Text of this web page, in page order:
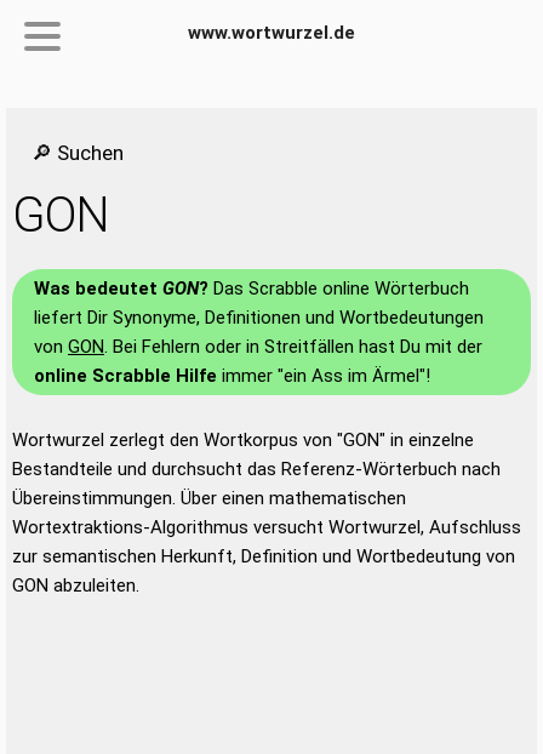
www.wortwurzel.de
🔎 Suchen
GON
Was bedeutet GON? Das Scrabble online Wörterbuch
liefert Dir Synonyme, Definitionen und Wortbedeutungen
von GON. Bei Fehlern oder in Streitfällen hast Du mit der
online Scrabble Hilfe immer "ein Ass im Ärmel"!
Wortwurzel zerlegt den Wortkorpus von "GON" in einzelne
Bestandteile und durchsucht das Referenz-Wörterbuch nach
Übereinstimmungen. Über einen mathematischen
Wortextraktions-Algorithmus versucht Wortwurzel, Aufschluss
zur semantischen Herkunft, Definition und Wortbedeutung von
GON abzuleiten.